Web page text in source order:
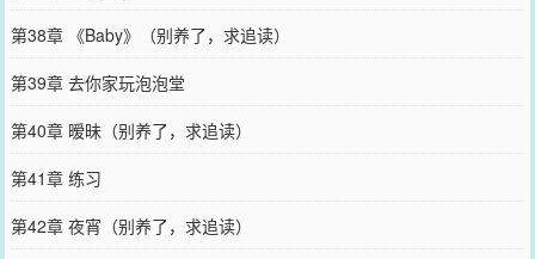
第38章 《Baby》（别养了，求追读）
第39章 去你家玩泡泡堂
第40章 暧昧（别养了，求追读）
第41章 练习
第42章 夜宵（别养了，求追读）